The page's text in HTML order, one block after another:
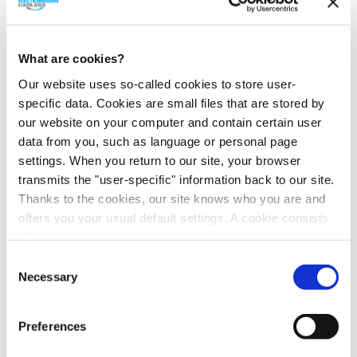
What are cookies?
Our website uses so-called cookies to store user-
specific data. Cookies are small files that are stored by
our website on your computer and contain certain user
data from you, such as language or personal page
settings. When you return to our site, your browser
transmits the "user-specific" information back to our site.
Thanks to the cookies, our site knows who you are and
offers you your usual default settings. A cookie consists
Find out more about who we are, how you can contact us
privacy policy
Selection
Necessary
Preferences
Haltermann Carless ist ein führender internationaler
in den Bereichen Mobility, Life Science, Industrial und
Energy. Das Unternehmen entwickelt
maßgeschneiderte Produkte mithilfe moderner
Technologien, erforscht neue Rohstoffe und arbeitet eng
mit Geschäftspartnern, Forschungsinstituten und
Universitäten zusammen an innovativen Lösungen. Das
Portfolio umfasst Spezial-Kraftstoffe, Lösungsmittel,
Pentane, Mitteldestillate sowie Energieprodukte und -
Als eines der ältesten Chemieunternehmen der Welt
setzt Haltermann Carless seine Tradition mit einem
Standorten und Produktionsstätten in Deutschland,